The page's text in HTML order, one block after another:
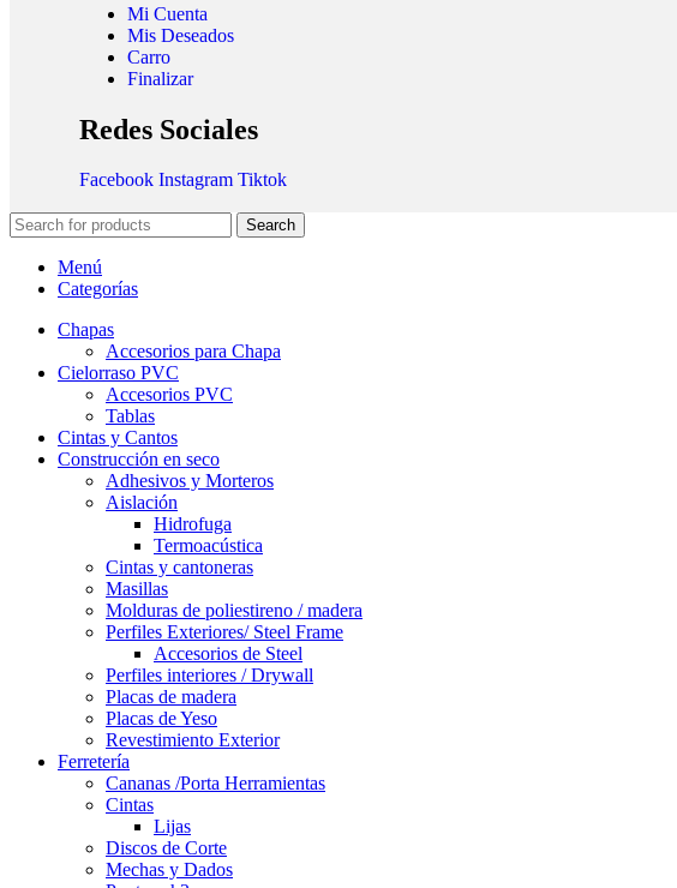
Mi Cuenta
Mis Deseados
Carro
Finalizar
Redes Sociales
Facebook Instagram Tiktok
Search
Menú
Categorías
Chapas
Accesorios para Chapa
Cielorraso PVC
Accesorios PVC
Tablas
Cintas y Cantos
Construcción en seco
Adhesivos y Morteros
Aislación
Hidrofuga
Termoacústica
Cintas y cantoneras
Masillas
Molduras de poliestireno / madera
Perfiles Exteriores/ Steel Frame
Accesorios de Steel
Perfiles interiores / Drywall
Placas de madera
Placas de Yeso
Revestimiento Exterior
Ferretería
Cananas /Porta Herramientas
Cintas
Lijas
Discos de Corte
Mechas y Dados